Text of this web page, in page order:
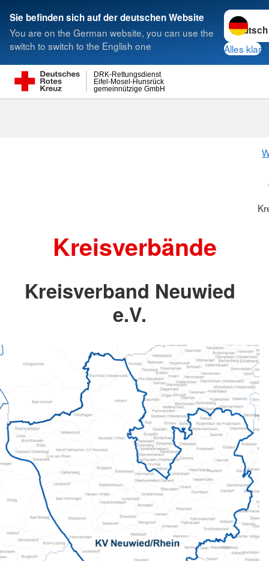
Sie befinden sich auf der deutschen Website
You are on the German website, you can use the
switch to switch to the English one
Sprache
Alles klar
gemeinnützige GmbH
Eifel-Mosel-Hunsrück
DRK-Rettungsdienst
Suche
Kreisverbände
Kreisverband Neuwied
e.V.